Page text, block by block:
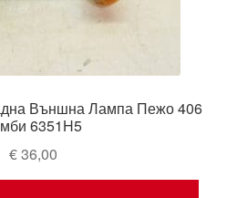
Външна Лампа Пежо 406
6351H5
€36,00